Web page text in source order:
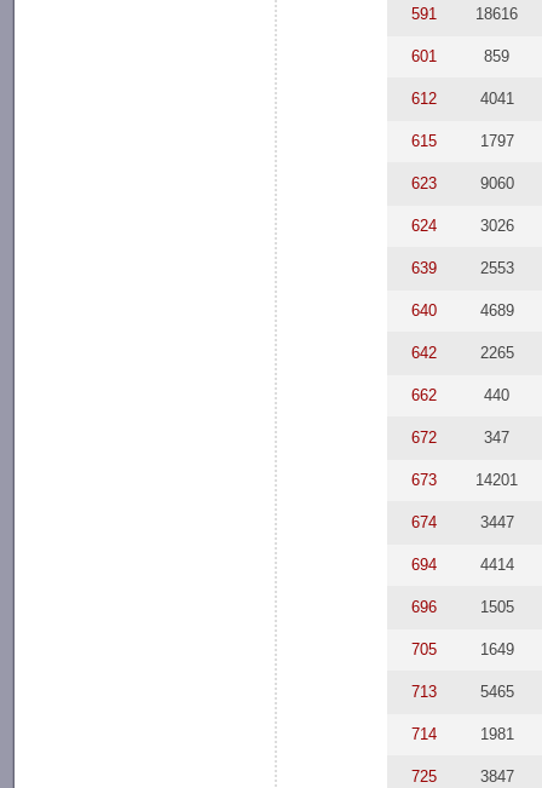
591 18616
601 859
612 4041
615 1797
623 9060
624 3026
639 2553
640 4689
642 2265
662 440
672 347
673 14201
674 3447
694 4414
696 1505
705 1649
713 5465
714 1981
725 3847